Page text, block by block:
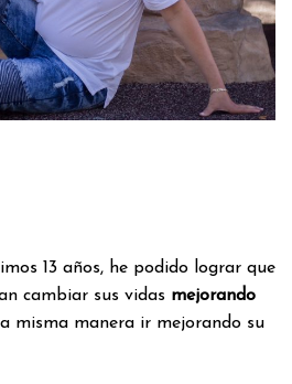
13 años, he podido lograr que
cambiar sus vidas mejorando
misma manera ir mejorando su